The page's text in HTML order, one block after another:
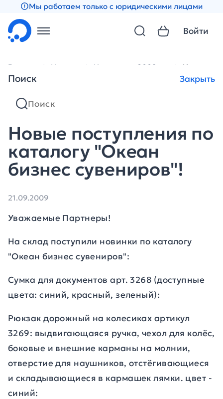
Мы работаем только с юридическими лицами
Поиск Закрыть
Войти
Главная Новости Новости за 2009 год Новые
Новые поступления по
каталогу "Океан
бизнес сувениров"!
21.09.2009
Уважаемые Партнеры!
На склад поступили новинки по каталогу
"Океан бизнес сувениров":
Cумка для документов арт. 3268 (доступные
цвета: синий, красный, зеленый):
Рюкзак дорожный на колесиках артикул
3269: выдвигающаяся ручка, чехол для колёс,
боковые и внешние карманы на молнии,
отверстие для наушников, отстёгивающиеся
и складывающиеся в кармашек лямки. цвет -
синий: